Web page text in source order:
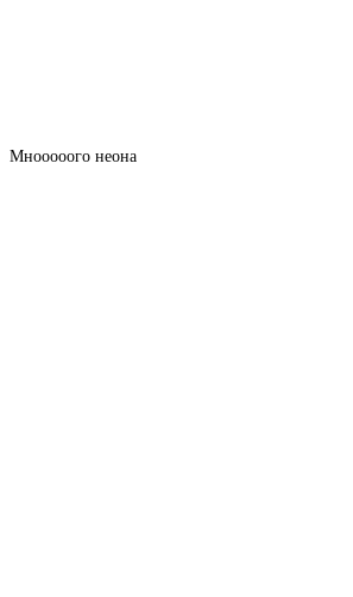
Мнооооого неона